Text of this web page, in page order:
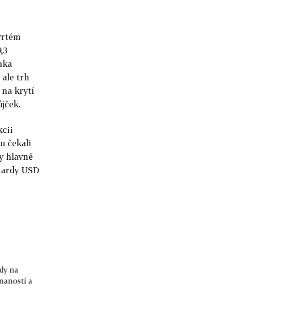
ale trh
na krytí
čekali
hlavně
USD
na
a